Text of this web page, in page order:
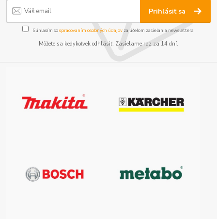
Prihlásiť sa
Súhlasím sospracovaním osobných údajov za účelom zasielania newslettera.
Môžete sa kedykoľvek odhlásiť. Zasielame raz za 14 dní.